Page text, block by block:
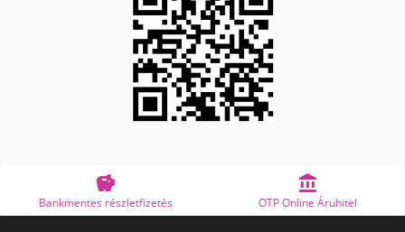

Bankmentes részletfizetés

OTP Online Áruhitel